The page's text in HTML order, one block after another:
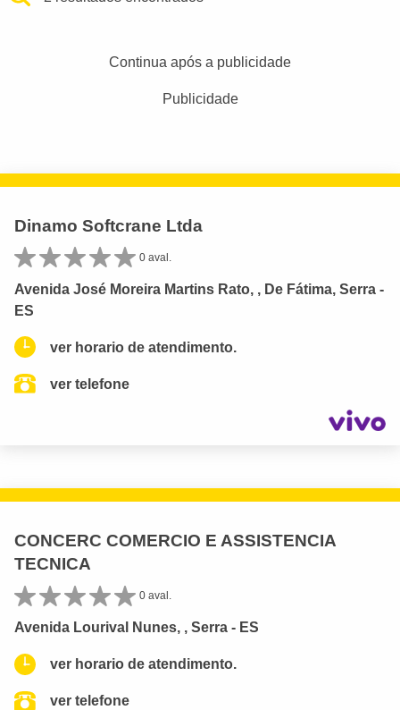
Continua após a publicidade
Publicidade
Dinamo Softcrane Ltda
0 aval.
Avenida José Moreira Martins Rato, , De Fátima, Serra -
ES
ver horario de atendimento.
ver telefone
CONCERC COMERCIO E ASSISTENCIA
TECNICA
0 aval.
Avenida Lourival Nunes, , Serra - ES
ver horario de atendimento.
ver telefone